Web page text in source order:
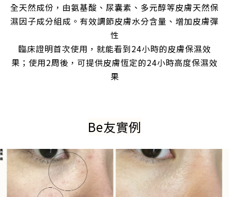
全天然成份，由氨基酸、尿囊素、多元醇等皮膚天然保
濕因子成分組成。有效調節皮膚水分含量、增加皮膚彈
性
臨床證明首次使用，就能看到24小時的皮膚保濕效
果；使用2周後，可提供皮膚恆定的24小時高度保濕效
果
Be友實例